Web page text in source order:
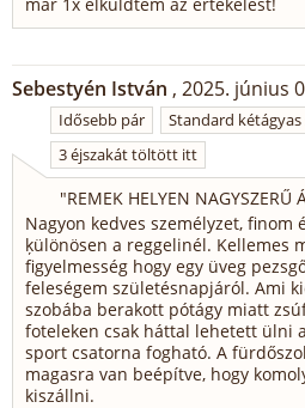
Sebestyén István , 2025. június
Idősebb pár
Standard
3 éjszakát töltött itt
"REMEK HELYEN NAGYSZERŰ
Nagyon kedves személyzet, finom
ķülönösen a reggelinél. Kellemes
figyelmesség hogy egy üveg
feleségem születésnapjáról. Ami
szobába berakott pótágy miatt
foteleken csak háttal lehetett ülni
sport csatorna fogható. A
magasra van beépítve, hogy
kiszállni.